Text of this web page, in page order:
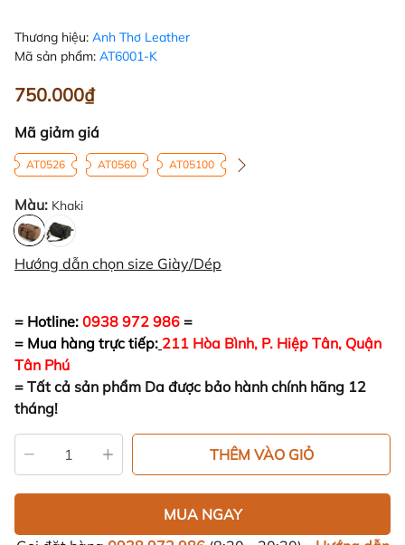
Thương hiệu: Anh Thơ Leather
Mã sản phẩm: AT6001-K
750.000₫
Mã giảm giá
AT0526 AT0560 AT05100
Màu: Khaki
Hướng dẫn chọn size Giày/Dép
= Hotline: 0938 972 986 =
= Mua hàng trực tiếp: 211 Hòa Bình, P. Hiệp Tân, Quận
Tân Phú
= Tất cả sản phẩm Da được bảo hành chính hãng 12
tháng!
THÊM VÀO GIỎ
MUA NGAY